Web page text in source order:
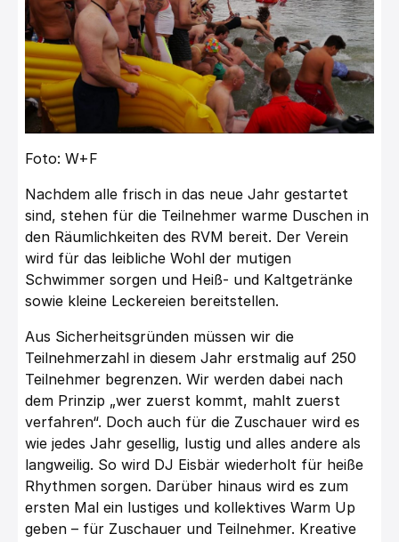
Foto: W+F
Nachdem alle frisch in das neue Jahr gestartet
sind, stehen für die Teilnehmer warme Duschen in
den Räumlichkeiten des RVM bereit. Der Verein
wird für das leibliche Wohl der mutigen
Schwimmer sorgen und Heiß- und Kaltgetränke
sowie kleine Leckereien bereitstellen.
Aus Sicherheitsgründen müssen wir die
Teilnehmerzahl in diesem Jahr erstmalig auf 250
Teilnehmer begrenzen. Wir werden dabei nach
dem Prinzip „wer zuerst kommt, mahlt zuerst
verfahren“. Doch auch für die Zuschauer wird es
wie jedes Jahr gesellig, lustig und alles andere als
langweilig. So wird DJ Eisbär wiederholt für heiße
Rhythmen sorgen. Darüber hinaus wird es zum
ersten Mal ein lustiges und kollektives Warm Up
geben – für Zuschauer und Teilnehmer. Kreative